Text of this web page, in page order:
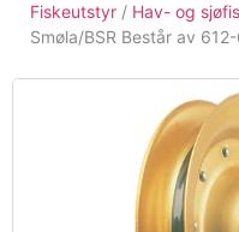
Fiskeutstyr / Hav- og
Smøla/BSR Består av